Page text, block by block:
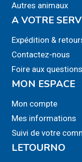
Autres animaux
A VOTRE
Expédition &
Contactez-nous
Foire aux questions
MON ESPACE
Mon compte
Mes informations
Suivi de votre
LETOURNO